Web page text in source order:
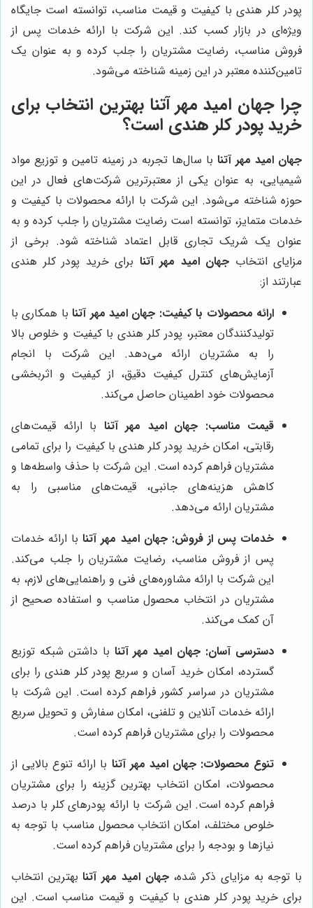
پودر کلر هندی با کیفیت و قیمت مناسب، توانسته است جایگاه
ویژه‌ای در بازار کسب کند. این شرکت با ارائه خدمات پس از
فروش مناسب، رضایت مشتریان را جلب کرده و به عنوان یک
تامین‌کننده معتبر در این زمینه شناخته می‌شود.
چرا جهان امید مهر آتنا بهترین انتخاب برای
خرید پودر کلر هندی است؟
جهان امید مهر آتنا با سال‌ها تجربه در زمینه تامین و توزیع مواد
شیمیایی، به عنوان یکی از معتبرترین شرکت‌های فعال در این
حوزه شناخته می‌شود. این شرکت با ارائه محصولات با کیفیت و
خدمات متمایز، توانسته است رضایت مشتریان را جلب کرده و به
عنوان یک شریک تجاری قابل اعتماد شناخته شود. برخی از
مزایای انتخاب جهان امید مهر آتنا برای خرید پودر کلر هندی
عبارتند از:
ارائه محصولات با کیفیت: جهان امید مهر آتنابا همکاری با
تولیدکنندگان معتبر، پودر کلر هندی با کیفیت و خلوص بالا
را به مشتریان ارائه می‌دهد. این شرکت با انجام
آزمایش‌های کنترل کیفیت دقیق، از کیفیت و اثربخشی
محصولات خود اطمینان حاصل می‌کند.
قیمت مناسب: جهان امید مهر آتنا با ارائه قیمت‌های
رقابتی، امکان خرید پودر کلر هندی با کیفیت را برای تمامی
مشتریان فراهم کرده است. این شرکت با حذف واسطه‌ها و
کاهش هزینه‌های جانبی، قیمت‌های مناسبی را به
مشتریان ارائه می‌دهد.
خدمات پس از فروش: جهان امید مهر آتنابا ارائه خدمات
پس از فروش مناسب، رضایت مشتریان را جلب می‌کند.
این شرکت با ارائه مشاوره‌های فنی و راهنمایی‌های لازم، به
مشتریان در انتخاب محصول مناسب و استفاده صحیح از
آن کمک می‌کند.
دسترسی آسان: جهان امید مهر آتنا با داشتن شبکه توزیع
گسترده، امکان خرید آسان و سریع پودر کلر هندی را برای
مشتریان در سراسر کشور فراهم کرده است. این شرکت با
ارائه خدمات آنلاین و تلفنی، امکان سفارش و تحویل سریع
محصولات را برای مشتریان فراهم کرده است.
تنوع محصولات: جهان امید مهر آتنا با ارائه تنوع بالایی از
محصولات، امکان انتخاب بهترین گزینه را برای مشتریان
فراهم کرده است. این شرکت با ارائه پودرهای کلر با درصد
خلوص مختلف، امکان انتخاب محصول مناسب با توجه به
نیازها و بودجه را برای مشتریان فراهم کرده است.
با توجه به مزایای ذکر شده،جهان امید مهر آتنابهترین انتخاب
برای خرید پودر کلر هندی با کیفیت و قیمت مناسب است. این